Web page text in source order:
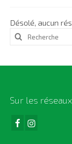
Cocktails et
Désolé, aucun
Rechercher
:
Sur les réseaux